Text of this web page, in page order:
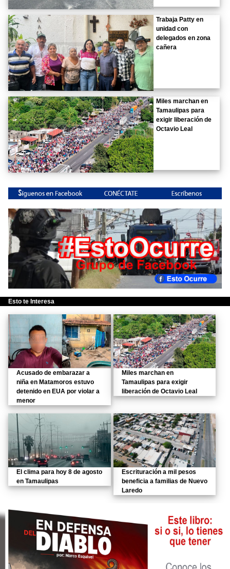
Trabaja Patty en
unidad con
delegados en zona
cañera
Miles marchan en
Tamaulipas para
exigir liberación de
Octavio Leal
Esto te Interesa
Acusado de embarazar a
niña en Matamoros estuvo
detenido en EUA por violar a
menor
Miles marchan en
Tamaulipas para exigir
liberación de Octavio Leal
El clima para hoy 8 de agosto
en Tamaulipas
Escrituración a mil pesos
beneficia a familias de Nuevo
Laredo